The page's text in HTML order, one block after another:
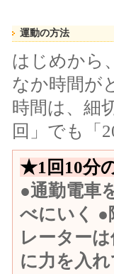
運動の方法
はじめから
なか時間が
時間は、細
回」でも「
★1回10分
●通勤電車
べにいく ●
レーター
に力を入